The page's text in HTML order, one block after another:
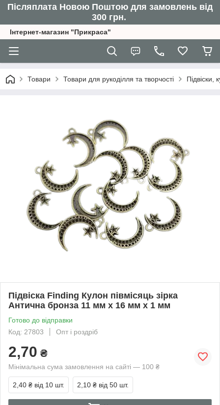
Післяплата Новою Поштою для замовлень від
300 грн.
Інтернет-магазин "Прикраса"
Товари Товари для рукоділля та творчості
Підвіска Finding Кулон півмісяць зірка
Антична бронза 11 мм x 16 мм х 1 мм
Готово до відправки
Код: 27803
Опт і роздріб
2,70 ₴
Мінімальна сума замовлення на сайті — 100 ₴
2,40 ₴ від 10 шт. 2,10 ₴ від 50 шт.